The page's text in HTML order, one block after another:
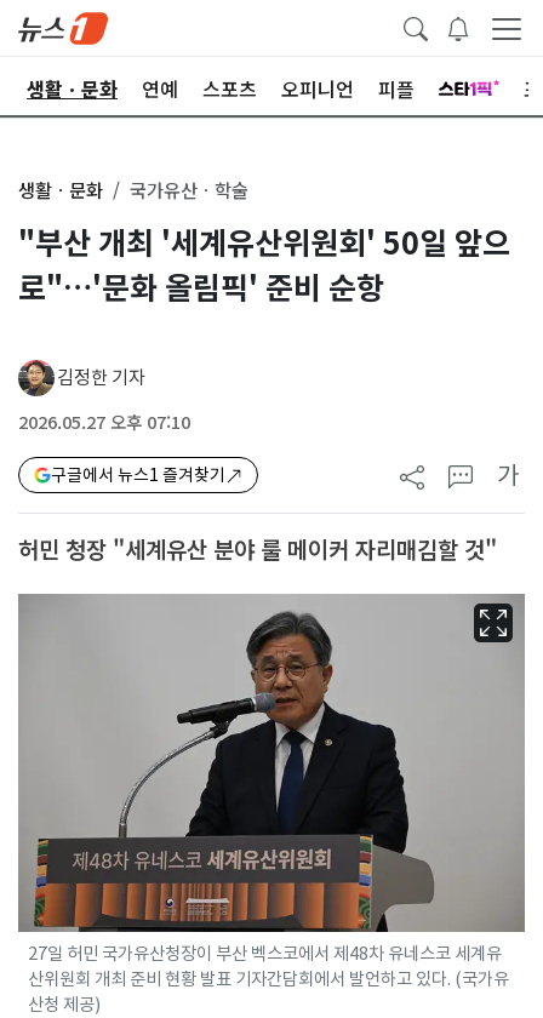
생활ㆍ문화 연예 스포츠 오피니언 피플
생활ㆍ문화 국가유산ㆍ학술
"부산 개최 '세계유산위원회' 50일 앞으
로"…'문화 올림픽' 준비 순항
김정한 기자
2026.05.27 오후 07:10
구글에서 뉴스1 즐겨찾기 가
허민 청장 "세계유산 분야 룰 메이커 자리매김할 것"
27일 허민 국가유산청장이 부산 벡스코에서 제48차 유네스코 세계유
산위원회 개최 준비 현황 발표 기자간담회에서 발언하고 있다. (국가유
산청 제공)